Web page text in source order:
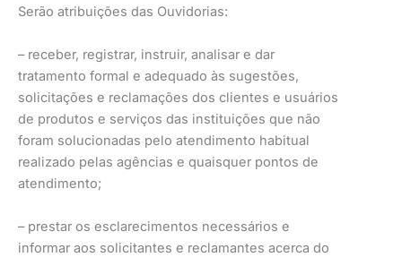
Serão atribuições das Ouvidorias:
– receber, registrar, instruir, analisar e dar
tratamento formal e adequado às sugestões,
solicitações e reclamações dos clientes e usuários
de produtos e serviços das instituições que não
foram solucionadas pelo atendimento habitual
realizado pelas agências e quaisquer pontos de
atendimento;
– prestar os esclarecimentos necessários e
informar aos solicitantes e reclamantes acerca do